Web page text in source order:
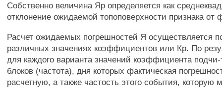
Собственно величина Яр определяется как
отклонение ожидаемой топоповерхности признака от
Расчет ожидаемых погрешностей Я осуществляется
различных значениях коэффициентов или Кр. По
для каждого варианта значений коэффициента
блоков (частота), дня которых фактическая
расчетную, а также частость этого события, которую